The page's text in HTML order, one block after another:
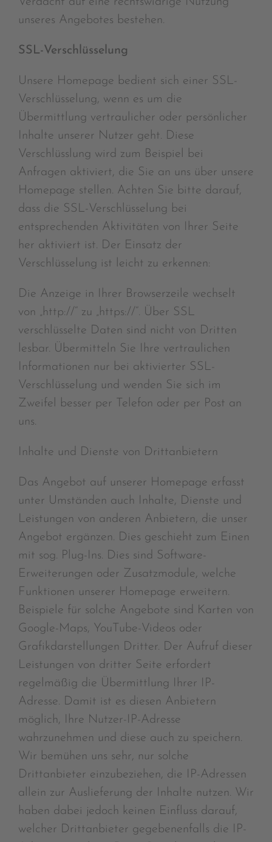
unseres Angebotes bestehen.
SSL-Verschlüsselung
Unsere Homepage bedient sich einer SSL-
Verschlüsselung, wenn es um die
Übermittlung vertraulicher oder persönlicher
Inhalte unserer Nutzer geht. Diese
Verschlüsslung wird zum Beispiel bei
Anfragen aktiviert, die Sie an uns über unsere
Homepage stellen. Achten Sie bitte darauf,
dass die SSL-Verschlüsselung bei
entsprechenden Aktivitäten von Ihrer Seite
her aktiviert ist. Der Einsatz der
Verschlüsselung ist leicht zu erkennen:
Die Anzeige in Ihrer Browserzeile wechselt
von „http://“ zu „https://“. Über SSL
verschlüsselte Daten sind nicht von Dritten
lesbar. Übermitteln Sie Ihre vertraulichen
Informationen nur bei aktivierter SSL-
Verschlüsselung und wenden Sie sich im
Zweifel besser per Telefon oder per Post an
uns.
Inhalte und Dienste von Drittanbietern
Das Angebot auf unserer Homepage erfasst
unter Umständen auch Inhalte, Dienste und
Leistungen von anderen Anbietern, die unser
Angebot ergänzen. Dies geschieht zum Einen
mit sog. Plug-Ins. Dies sind Software-
Erweiterungen oder Zusatzmodule, welche
Funktionen unserer Homepage erweitern.
Beispiele für solche Angebote sind Karten von
Google-Maps, YouTube-Videos oder
Grafikdarstellungen Dritter. Der Aufruf dieser
Leistungen von dritter Seite erfordert
regelmäßig die Übermittlung Ihrer IP-
Adresse. Damit ist es diesen Anbietern
möglich, Ihre Nutzer-IP-Adresse
wahrzunehmen und diese auch zu speichern.
Wir bemühen uns sehr, nur solche
Drittanbieter einzubeziehen, die IP-Adressen
allein zur Auslieferung der Inhalte nutzen. Wir
haben dabei jedoch keinen Einfluss darauf,
welcher Drittanbieter gegebenenfalls die IP-